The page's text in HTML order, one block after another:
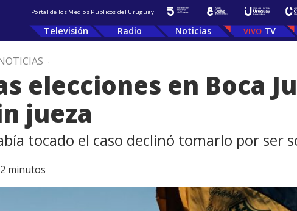
Portal de los Medios Públicos del Uruguay
Televisión Radio Noticias TV
.
elecciones en Boca
jueza
tocado el caso declinó tomarlo por ser
2 minutos